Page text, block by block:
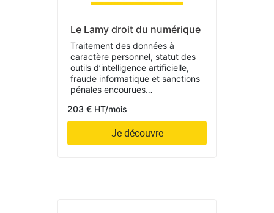
Le Lamy droit du numérique
Traitement des données à
caractère personnel, statut des
outils d’intelligence artificielle,
fraude informatique et sanctions
pénales encourues…
203 € HT/mois
Je découvre